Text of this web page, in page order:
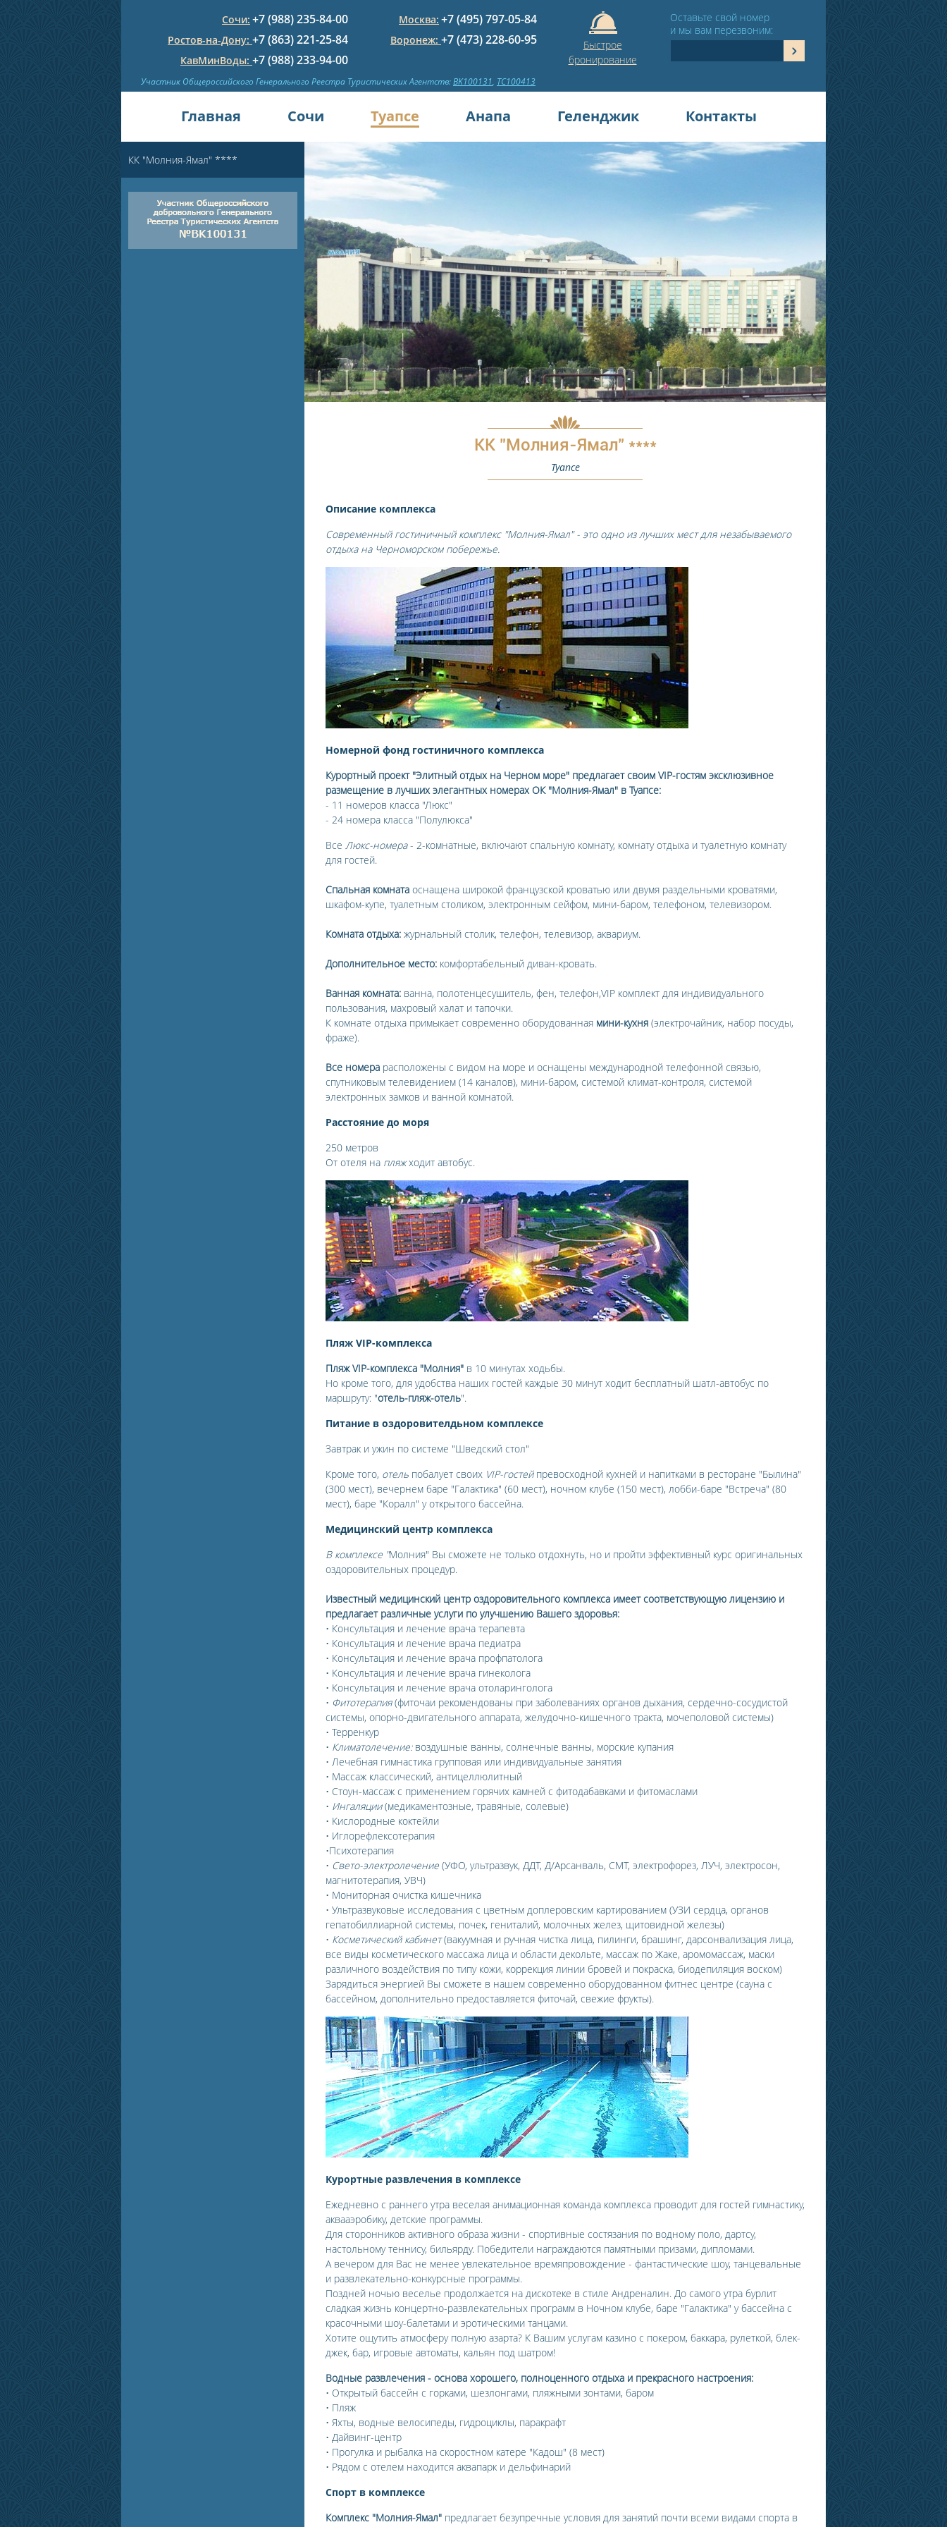
Москва: +7 (495) 797-05-84
Воронеж: +7 (473) 228-60-95
Сочи: +7 (988) 235-84-00
Ростов-на-Дону: +7 (863) 221-25-84
КавМинВоды: +7 (988) 233-94-00
Участник Общероссийского Генерального Реестра Туристических Агентств: BK100131, TC100413
Быстрое
бронирование
Оставьте свой номер
и мы вам перезвоним:
Главная Сочи Туапсе Анапа Геленджик Контакты
КК "Молния-Ямал" ****
КК "Молния-Ямал" ****
Туапсе
Описание комплекса
Современный гостиничный комплекс "Молния-Ямал" - это одно из лучших мест для незабываемого
отдыха на Черноморском побережье.
Номерной фонд гостиничного комплекса
Курортный проект "Элитный отдых на Черном море" предлагает своим VIP-гостям эксклюзивное
размещение в лучших элегантных номерах ОК "Молния-Ямал" в Туапсе:
- 11 номеров класса "Люкс"
- 24 номера класса "Полулюкса"
Все Люкс-номера- 2-комнатные, включают спальную комнату, комнату отдыха и туалетную комнату
для гостей.
Спальная комната оснащена широкой французской кроватью или двумя раздельными кроватями,
шкафом-купе, туалетным столиком, электронным сейфом, мини-баром, телефоном, телевизором.
Комната отдыха: журнальный столик, телефон, телевизор, аквариум.
Дополнительное место: комфортабельный диван-кровать.
Ванная комната: ванна, полотенцесушитель, фен, телефон,VIP комплект для индивидуального
пользования, махровый халат и тапочки.
К комнате отдыха примыкает современно оборудованная мини-кухня (электрочайник, набор посуды,
фраже).
Все номера расположены с видом на море и оснащены международной телефонной связью,
спутниковым телевидением (14 каналов), мини-баром, системой климат-контроля, системой
электронных замков и ванной комнатой.
Расстояние до моря
250 метров
От отеля на пляжходит автобус.
Пляж VIP-комплекса
Пляж VIP-комплекса "Молния" в 10 минутах ходьбы.
Но кроме того, для удобства наших гостей каждые 30 минут ходит бесплатный шатл-автобус по
маршруту: "отель-пляж-отель".
Питание в оздоровителдьном комплексе
Завтрак и ужин по системе "Шведский стол"
Кроме того, отель побалует своих VIP-гостейпревосходной кухней и напитками в ресторане "Былина"
(300 мест), вечернем баре "Галактика" (60 мест), ночном клубе (150 мест), лобби-баре "Встреча" (80
мест), баре "Коралл" у открытого бассейна.
Медицинский центр комплекса
В комплексе "Молния" Вы сможете не только отдохнуть, но и пройти эффективный курс оригинальных
оздоровительных процедур.
Известный медицинский центр оздоровительного комплекса имеет соответствующую лицензию и
предлагает различные услуги по улучшению Вашего здоровья:
• Консультация и лечение врача терапевта
• Консультация и лечение врача педиатра
• Консультация и лечение врача профпатолога
• Консультация и лечение врача гинеколога
• Консультация и лечение врача отоларинголога
• Фитотерапия(фиточаи рекомендованы при заболеваниях органов дыхания, сердечно-сосудистой
системы, опорно-двигательного аппарата, желудочно-кишечного тракта, мочеполовой системы)
• Терренкур
• Климатолечение:воздушные ванны, солнечные ванны, морские купания
• Лечебная гимнастика групповая или индивидуальные занятия
• Массаж классический, антицеллюлитный
• Стоун-массаж с применением горячих камней с фитодабавками и фитомаслами
• Ингаляции(медикаментозные, травяные, солевые)
• Кислородные коктейли
• Иглорефлексотерапия
•Психотерапия
• Свето-электролечение (УФО, ультразвук, ДДТ, Д/Арсанваль, СМТ, электрофорез, ЛУЧ, электросон,
магнитотерапия, УВЧ)
• Мониторная очистка кишечника
• Ультразвуковые исследования с цветным доплеровским картированием (УЗИ сердца, органов
гепатобиллиарной системы, почек, гениталий, молочных желез, щитовидной железы)
• Косметический кабинет(вакуумная и ручная чистка лица, пилинги, брашинг, дарсонвализация лица,
все виды косметического массажа лица и области декольте, массаж по Жаке, аромомассаж, маски
различного воздействия по типу кожи, коррекция линии бровей и покраска, биодепиляция воском)
Зарядиться энергией Вы сможете в нашем современно оборудованном фитнес центре (сауна с
бассейном, дополнительно предоставляется фиточай, свежие фрукты).
Курортные развлечения в комплексе
Ежедневно с раннего утра веселая анимационная команда комплекса проводит для гостей гимнастику,
аквааэробику, детские программы.
Для сторонников активного образа жизни - спортивные состязания по водному поло, дартсу,
настольному теннису, бильярду. Победители награждаются памятными призами, дипломами.
А вечером для Вас не менее увлекательное времяпровождение - фантастические шоу, танцевальные
и развлекательно-конкурсные программы.
Поздней ночью веселье продолжается на дискотеке в стиле Андреналин. До самого утра бурлит
сладкая жизнь концертно-развлекательных программ в Ночном клубе, баре "Галактика" у бассейна с
красочными шоу-балетами и эротическими танцами.
Хотите ощутить атмосферу полную азарта? К Вашим услугам казино с покером, баккара, рулеткой, блек-
джек, бар, игровые автоматы, кальян под шатром!
Водные развлечения - основа хорошего, полноценного отдыха и прекрасного настроения:
• Открытый бассейн с горками, шезлонгами, пляжными зонтами, баром
• Пляж
• Яхты, водные велосипеды, гидроциклы, паракрафт
• Дайвинг-центр
• Прогулка и рыбалка на скоростном катере "Кадош" (8 мест)
• Рядом с отелем находится аквапарк и дельфинарий
Спорт в комплексе
Комплекс "Молния-Ямал" предлагает безупречные условия для занятий почти всеми видами спорта в